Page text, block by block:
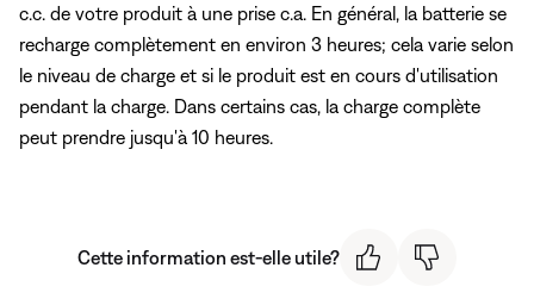
c.c. de votre produit à une prise c.a. En général, la batterie se
recharge complètement en environ 3 heures; cela varie selon
le niveau de charge et si le produit est en cours d'utilisation
pendant la charge. Dans certains cas, la charge complète
peut prendre jusqu'à 10 heures.
Cette information est-elle utile?